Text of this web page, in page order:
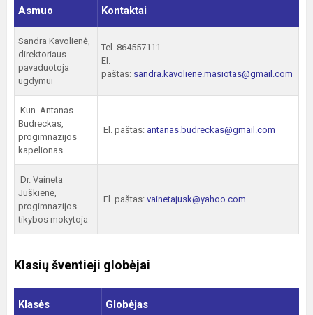
Asmuo Kontaktai
Sandra Kavolienė,
direktoriaus
pavaduotoja
ugdymui
Tel. 864557111
El.
paštas: sandra.kavoliene.masiotas@gmail.com
Kun. Antanas
Budreckas,
progimnazijos
kapelionas
El. paštas: antanas.budreckas@gmail.com
Dr. Vaineta
Juškienė,
progimnazijos
tikybos mokytoja
El. paštas: vainetajusk@yahoo.com
Klasių šventieji globėjai
Klasės Globėjas